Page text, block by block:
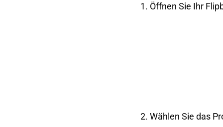
1. Öffnen Sie Ihr
2. Wählen Sie das